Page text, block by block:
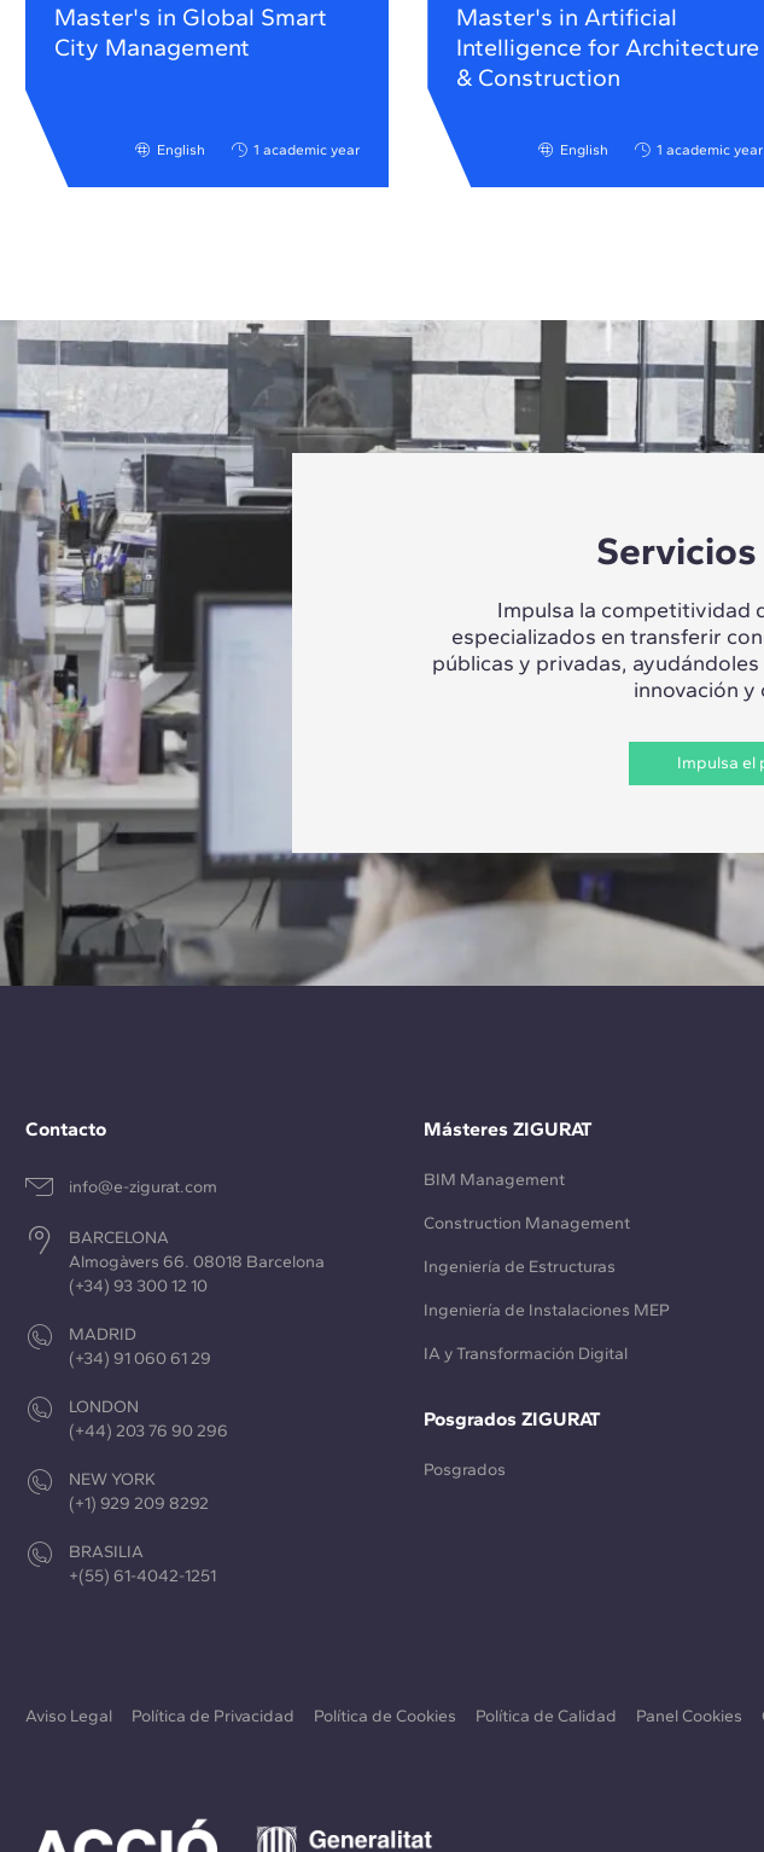
Master's in Global Smart
City Management
English 1 academic year
Master's in Artificial
Intelligence for Architecture
& Construction
English 1 academic year
Impulsa la competitividad
especializados en transferir
públicas y privadas,
innovación y
Impulsa el
Contacto
info@e-zigurat.com
BARCELONA
Almogàvers 66. 08018 Barcelona
(+34) 93 300 12 10
MADRID
(+34) 91 060 61 29
LONDON
(+44) 203 76 90 296
NEW YORK
(+1) 929 209 8292
BRASILIA
+(55) 61-4042-1251
Másteres ZIGURAT
BIM Management
Construction Management
Ingeniería de Estructuras
Ingeniería de Instalaciones MEP
IA y Transformación Digital
Posgrados ZIGURAT
Posgrados
Aviso Legal Política de Privacidad Política de Cookies Política de Calidad Panel Cookies